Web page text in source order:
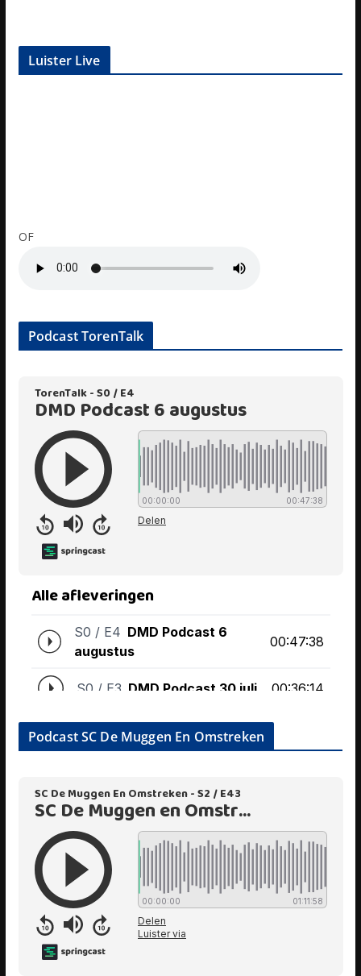
Luister Live
OF
Podcast TorenTalk
Podcast SC De Muggen En Omstreken